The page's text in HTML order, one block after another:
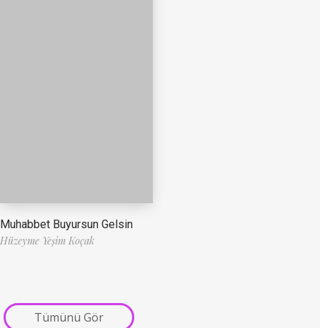
Muhabbet Buyursun Gelsin
Hüzeyme Yeşim Koçak
Tümünü Gör